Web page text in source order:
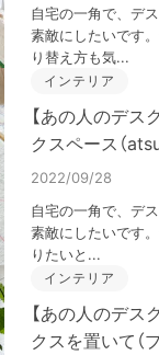
自宅の一角で、デ
素敵にしたいです
り替え方も気...
インテリア
【あの人のデ
クスペース（
2022/09/28
自宅の一角で、デ
素敵にしたいです
りたいと...
インテリア
【あの人のデス
クスを置いて（